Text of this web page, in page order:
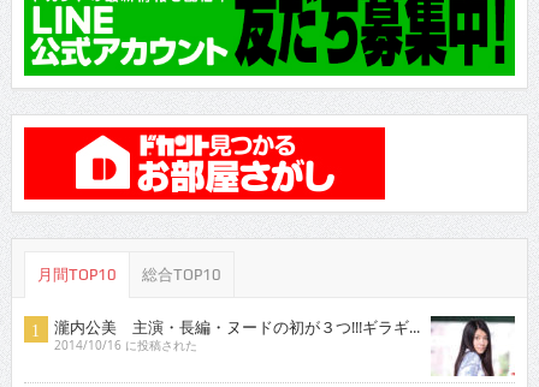
月間TOP10 総合TOP10
瀧内公美 主演・長編・ヌードの初が３つ!!!ギラギ...
2014/10/16 に投稿された